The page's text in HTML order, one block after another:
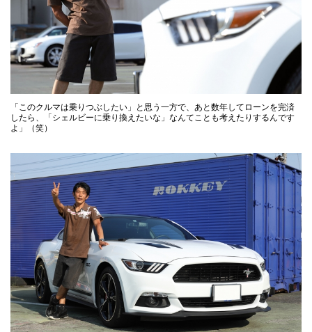
「このクルマは乗りつぶしたい」と思う一方で、あと数年してローンを完済
したら、「シェルビーに乗り換えたいな」なんてことも考えたりするんです
よ」（笑）